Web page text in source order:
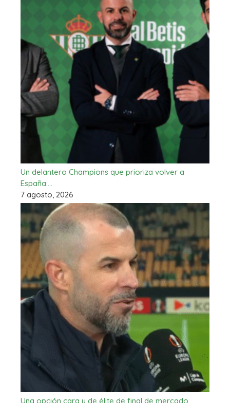
Un delantero Champions que prioriza volver a
España:…
7 agosto, 2026
Una opción cara y de élite de final de mercado